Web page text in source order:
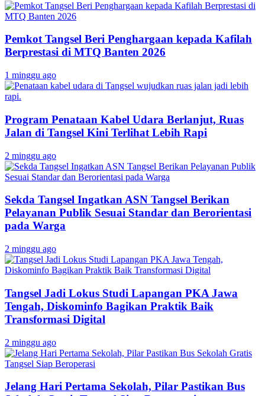
Pemkot Tangsel Beri Penghargaan kepada Kafilah
Berprestasi di MTQ Banten 2026
1 minggu ago
Program Penataan Kabel Udara Berlanjut, Ruas
Jalan di Tangsel Kini Terlihat Lebih Rapi
2 minggu ago
Sekda Tangsel Ingatkan ASN Tangsel Berikan
Pelayanan Publik Sesuai Standar dan Berorientasi
pada Warga
2 minggu ago
Tangsel Jadi Lokus Studi Lapangan PKA Jawa
Tengah, Diskominfo Bagikan Praktik Baik
Transformasi Digital
2 minggu ago
Jelang Hari Pertama Sekolah, Pilar Pastikan Bus